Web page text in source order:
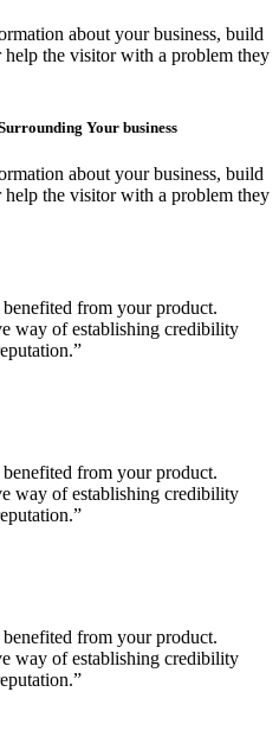
about your business, build
the visitor with a problem they
Your business
about your business, build
the visitor with a problem they
from your product.
way of establishing credibility
from your product.
way of establishing credibility
from your product.
way of establishing credibility